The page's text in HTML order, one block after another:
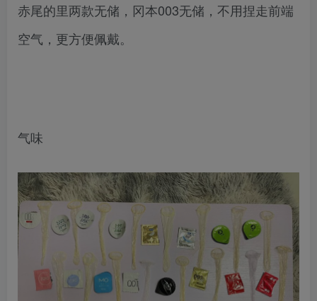
赤尾的里两款无储，冈本003无储，不用捏走前端
空气，更方便佩戴。
​气味